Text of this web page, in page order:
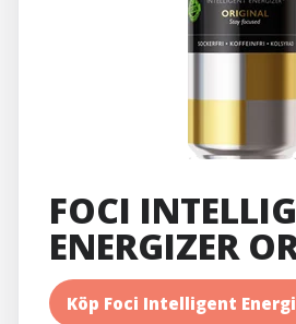
FOCI
ENERGIZER
Köp Foci Intelligent